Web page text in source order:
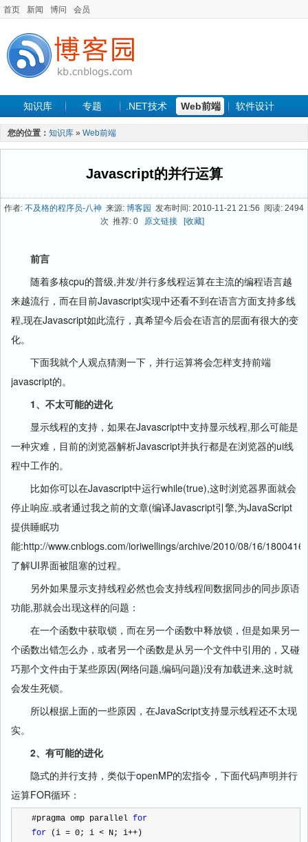
首页 新闻 博问 会员
知识库 专题 .NET技术 Web前端 软件设计
手机开发 软件工程
最新文章
您的位置： 知识库 » Web前端
Javascript的并行运算
作者: 不及格的程序员-八神 来源: 博客园 发布时间: 2010-11-21 21:56 阅读: 2494
次 推荐: 0
原文链接 [收藏]
前言
随着多核cpu的普级,并发/并行多线程运算在主流的编程语言越
来越流行，而在目前Javascript实现中还看不到在语言方面支持多线
程,现在Javascript如此流行，真希望今后会在语言的层面有很大的变
化。
下面我就个人观点猜测一下，并行运算将会怎样支持前端
javascript的。
1、不太可能的进化
显示线程的支持，如果在Javascript中支持显示线程,那么可能是
一种灾难，目前的浏览器解析Javascript并执行都是在浏览器的ui线
程中工作的。
比如你可以在Javascript中运行while(true),这时浏览器界面就会
停止响应.或者通过我之前的文章(编译Javascript引擎,为JavaScript
提供睡眠功
能:http://www.cnblogs.com/ioriwellings/archive/2010/08/16/
了解UI界面被阻塞的过程。
另外如果显示支持线程必然也会支持线程间数据同步的同步原语
功能,那就会出现这样的问题：
在一个函数中获取锁，而在另一个函数中释放锁，但是如果另一
个函数出错怎么办，或者另一个函数是从另一个文件中引用的，又碰
巧那个文件由于某些原因(网络问题,编码问题)没有加载进来,这时就
会发生死锁。
所以根据上面的一些原因，在JavaScript支持显示线程还不太现
实。
2、有可能的进化
隐式的并行支持，类似于openMP的宏指令，下面代码声明并行
运算FOR循环：
#pragma omp parallel for
for (i = 0; i < N; i++ )